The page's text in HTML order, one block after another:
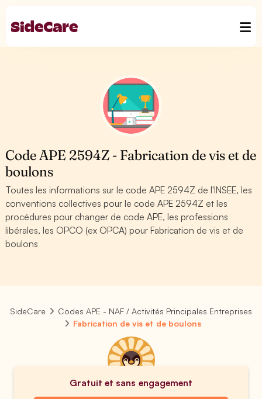
Code APE 2594Z - Fabrication de vis et de
boulons
Toutes les informations sur le code APE 2594Z de l'INSEE, les
conventions collectives pour le code APE 2594Z et les
procédures pour changer de code APE, les professions
libérales, les OPCO (ex OPCA) pour Fabrication de vis et de
boulons
SideCare
Codes APE - NAF / Activités Principales Entreprises
Fabrication de vis et de boulons
Gratuit et sans engagement